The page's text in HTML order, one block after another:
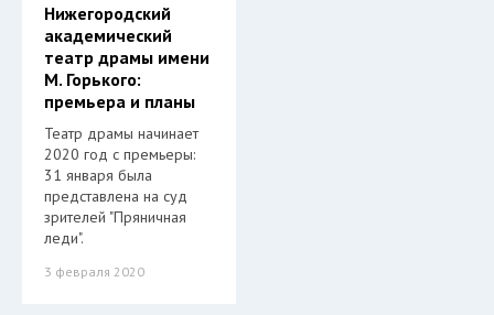
Нижегородский
академический
театр драмы имени
М. Горького:
премьера и планы
Театр драмы начинает
2020 год с премьеры:
31 января была
представлена на суд
зрителей "Пряничная
леди".
3 февраля 2020